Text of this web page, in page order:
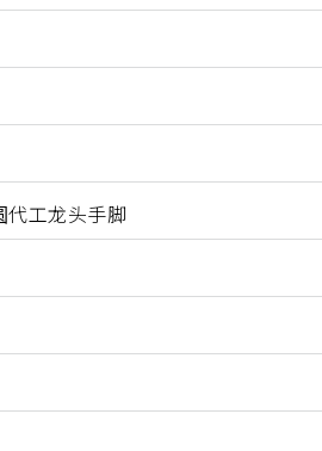
工龙头手脚